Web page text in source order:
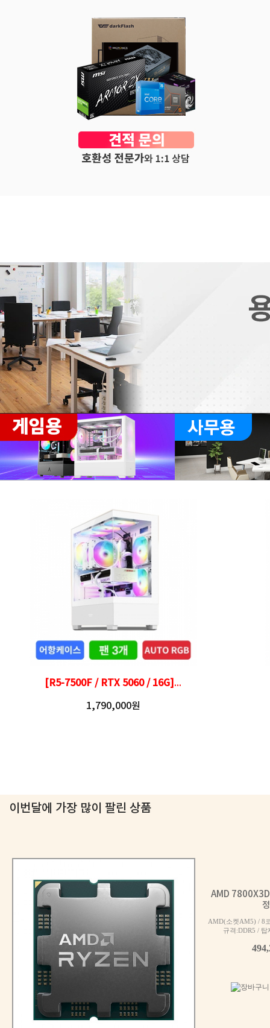
[R5-7500F / RTX 5060 / 16G] ...
1,790,000원
이번달에 가장 많이 팔린 상품
AMD
AMD(소켓AM5) / 8
규격:DDR5 /